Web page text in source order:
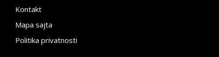
Kontakt
Mapa sajta
Politika privatnosti